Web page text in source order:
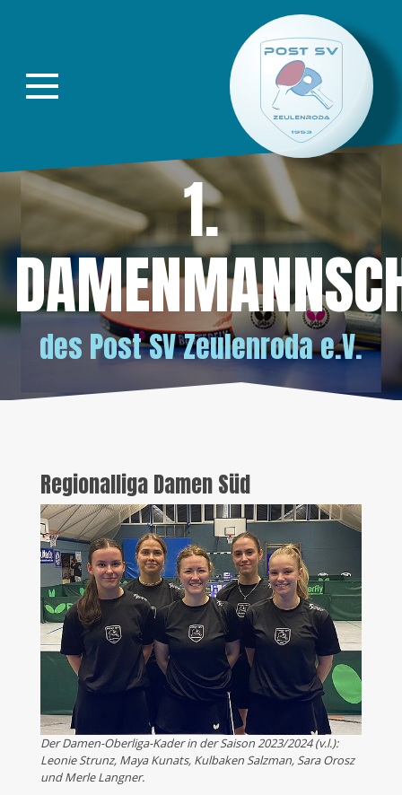
Direkt zur Hauptnavigation springen
1.
des Post SV Zeulenroda e.V.
Regionalliga Damen Süd
Der Damen-Oberliga-Kader in der Saison 2023/2024 (v.l.):
Leonie Strunz, Maya Kunats, Kulbaken Salzman, Sara Orosz
und Merle Langner.